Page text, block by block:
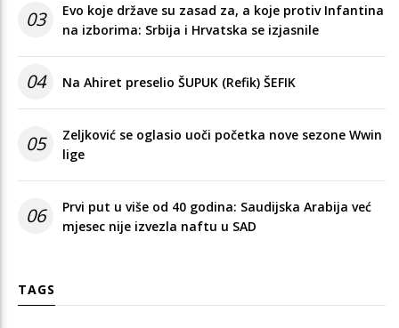
03
Evo koje države su zasad za, a koje protiv Infantina
na izborima: Srbija i Hrvatska se izjasnile
04 Na Ahiret preselio ŠUPUK (Refik) ŠEFIK
05
Zeljković se oglasio uoči početka nove sezone Wwin
lige
06
Prvi put u više od 40 godina: Saudijska Arabija već
mjesec nije izvezla naftu u SAD
TAGS